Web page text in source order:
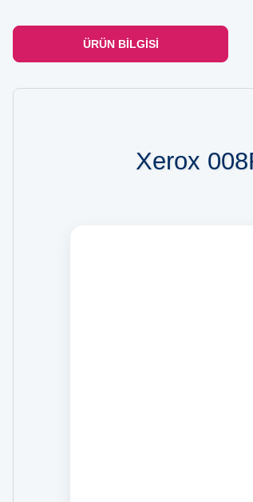
ÜRÜN BILGISI
Xerox